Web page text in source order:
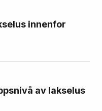
innenfor
av lakselus